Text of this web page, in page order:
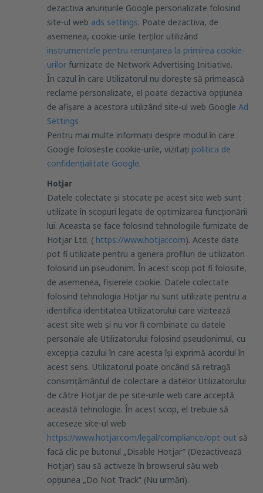
dezactiva anunțurile Google personalizate folosind
site-ul web ads settings. Poate dezactiva, de
asemenea, cookie-urile terților utilizând
instrumentele pentru renunțarea la primirea cookie-
urilor furnizate de Network Advertising Initiative.
În cazul în care Utilizatorul nu dorește să primească
reclame personalizate, el poate dezactiva opțiunea
de afișare a acestora utilizând site-ul web Google Ad
Settings
Pentru mai multe informații despre modul în care
Google folosește cookie-urile, vizitați politica de
confidențialitate Google.
Hotjar
Datele colectate și stocate pe acest site web sunt
utilizate în scopuri legate de optimizarea funcționării
lui. Aceasta se face folosind tehnologiile furnizate de
Hotjar Ltd. ( https://www.hotjar.com). Aceste date
pot fi utilizate pentru a genera profiluri de utilizatori
folosind un pseudonim. În acest scop pot fi folosite,
de asemenea, fișierele cookie. Datele colectate
folosind tehnologia Hotjar nu sunt utilizate pentru a
identifica identitatea Utilizatorului care vizitează
acest site web și nu vor fi combinate cu datele
personale ale Utilizatorului folosind pseudonimul, cu
excepția cazului în care acesta își exprimă acordul în
acest sens. Utilizatorul poate oricând să retragă
consimțământul de colectare a datelor Utilizatorului
de către Hotjar de pe site-urile web care acceptă
această tehnologie. În acest scop, el trebuie să
acceseze site-ul web
https://www.hotjar.com/legal/compliance/opt-out să
facă clic pe butonul „Disable Hotjar” (Dezactivează
Hotjar) sau să activeze în browserul său web
opţiunea „Do Not Track” (Nu urmări).